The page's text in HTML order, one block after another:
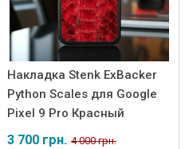
Накладка Stenk ExBacker
Python Scales для Google
Pixel 9 Pro Красный
3 700 грн. 4 000 грн.